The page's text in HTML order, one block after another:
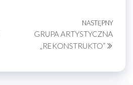
wpis
NASTĘPNY
GRUPA ARTYSTYCZNA
„REKONSTRUKTO”